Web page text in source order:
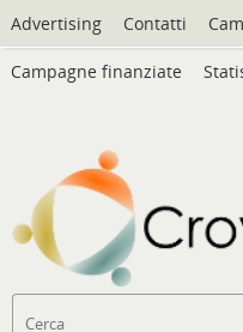
Vai
al
contenuto
Advertising Contatti
Campagne finanziate